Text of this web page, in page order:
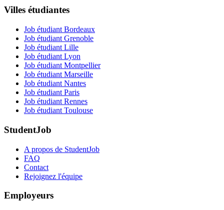
Villes étudiantes
Job étudiant Bordeaux
Job étudiant Grenoble
Job étudiant Lille
Job étudiant Lyon
Job étudiant Montpellier
Job étudiant Marseille
Job étudiant Nantes
Job étudiant Paris
Job étudiant Rennes
Job étudiant Toulouse
StudentJob
A propos de StudentJob
FAQ
Contact
Rejoignez l'équipe
Employeurs